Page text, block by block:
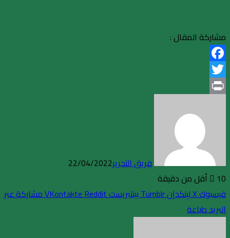
مشاركة المقال :
Facebook
Twitter
فريق التحرير22/04/2022
10
أقل من دقيقة
فيسبوكXلينكدإن بينتيريست
مشاركة عبر
البريدطباعة